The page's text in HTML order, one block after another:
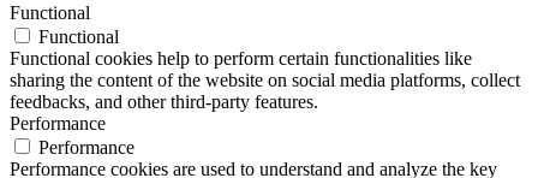
Functional
Functional
Functional cookies help to perform certain functionalities like
sharing the content of the website on social media platforms, collect
feedbacks, and other third-party features.
Performance
Performance
Performance cookies are used to understand and analyze the key